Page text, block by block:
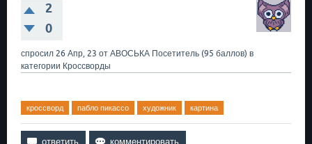
2
0
спросил 26 Апр, 23 от АВОСЬКА Посетитель (95 баллов) в
категории Кроссворды
кроссворд пабло пикассо художник картина